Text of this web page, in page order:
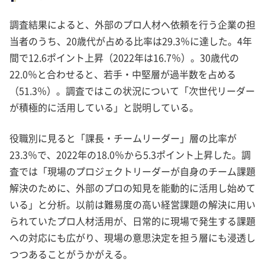
調査結果によると、外部のプロ人材へ依頼を行う企業の担
当者のうち、20歳代が占める比率は29.3％に達した。4年
間で12.6ポイント上昇（2022年は16.7％）。30歳代の
22.0％と合わせると、若手・中堅層が過半数を占める
（51.3％）。調査ではこの状況について「次世代リーダー
が積極的に活用している」と説明している。
役職別に見ると「課長・チームリーダー」層の比率が
23.3％で、2022年の18.0％から5.3ポイント上昇した。調
査では「現場のプロジェクトリーダーが自身のチーム課題
解決のために、外部のプロの知見を能動的に活用し始めて
いる」と分析。以前は難易度の高い経営課題の解決に用い
られていたプロ人材活用が、日常的に現場で発生する課題
への対応にも広がり、現場の意思決定を担う層にも浸透し
つつあることがうかがえる。